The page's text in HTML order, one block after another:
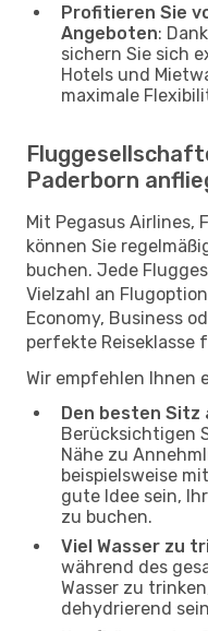
Profitieren Sie
Angeboten:
sichern Sie sich
Hotels und
maximale
Paderborn
Mit Pegasus Airlines,
können Sie
buchen. Jede
Vielzahl an
Economy, Business
perfekte Reiseklasse
Wir empfehlen Ihnen
Den besten Sitz
Berücksichtigen
Nähe zu
beispielsweise
gute Idee sein,
zu buchen.
Viel Wasser zu
während des
Wasser zu
dehydrierend